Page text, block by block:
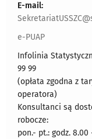
E-mail:
e-PUAP
Infolinia
99 99
(opłata zgodna z
operatora)
Konsultanci są
robocze:
pon.- pt.: godz. 8.00